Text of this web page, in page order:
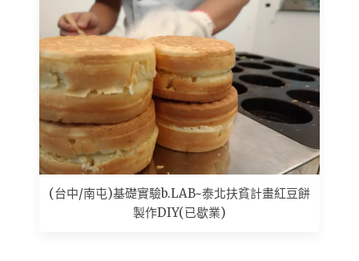
(台中/南屯)基礎實驗b.LAB~泰北扶貧計畫紅豆餅
製作DIY(已歇業)